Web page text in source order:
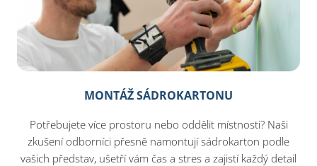
MONTÁŽ SÁDROKARTONU
Potřebujete více prostoru nebo oddělit místnosti? Naši
zkušení odborníci přesně namontují sádrokarton podle
vašich představ, ušetří vám čas a stres a zajistí každý detail